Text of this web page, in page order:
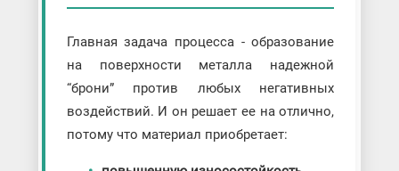
Главная задача процесса - образование
на поверхности металла надежной
“брони” против любых негативных
воздействий. И он решает ее на отлично,
потому что материал приобретает: